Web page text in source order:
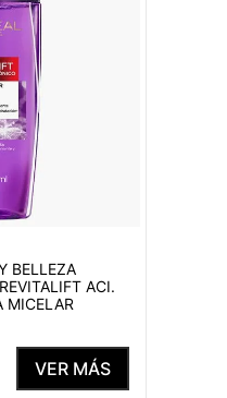
BELLEZA
ACI.
MICELAR
VER MÁS